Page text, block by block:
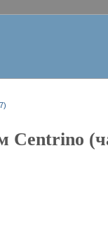
Centrino